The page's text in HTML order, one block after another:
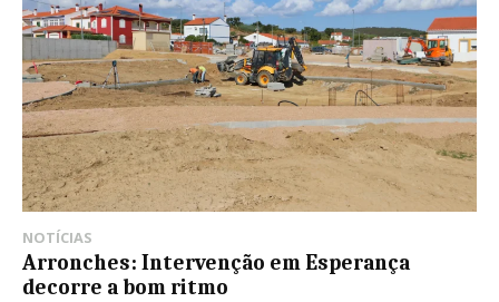
NOTÍCIAS
Arronches: Intervenção em Esperança
decorre a bom ritmo